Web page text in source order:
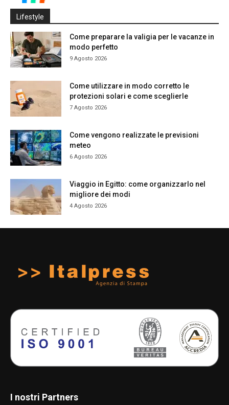
Lifestyle
Come preparare la valigia per le vacanze in
modo perfetto
9 Agosto 2026
Come utilizzare in modo corretto le
protezioni solari e come sceglierle
7 Agosto 2026
Come vengono realizzate le previsioni
meteo
6 Agosto 2026
Viaggio in Egitto: come organizzarlo nel
migliore dei modi
4 Agosto 2026
I nostri Partners